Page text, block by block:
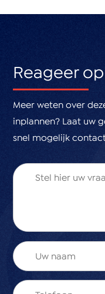
Reageer
Meer weten over
inplannen? Laat uw
snel mogelijk